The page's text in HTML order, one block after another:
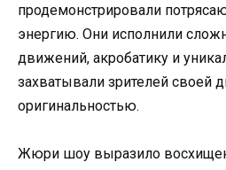
продемонстрировали
энергию. Они исполнили
движений, акробатику и
захватывали зрителей своей
оригинальностью.
Жюри шоу выразило